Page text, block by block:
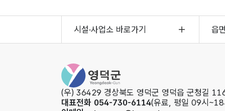
시설·사업소 바로가기 읍
영덕군청
(우) 36429 경상북도 영덕군 영덕읍 군청길
대표전화 054-730-6114(유료, 평일 09시~18